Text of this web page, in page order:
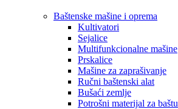
Baštenske mašine i oprema
Kultivatori
Sejalice
Multifunkcionalne mašine
Prskalice
Mašine za zaprašivanje
Ručni baštenski alat
Bušaći zemlje
Potrošni materijal za baštu